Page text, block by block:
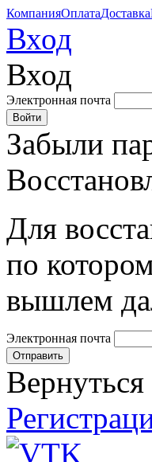
КомпанияОплатаДоставка
Вход
Вход
Электронная почта
Забыли
Для
по
вышлем
Электронная почта
Вернуться